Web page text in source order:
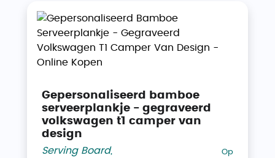
Gepersonaliseerd bamboe
serveerplankje - gegraveerd
volkswagen t1 camper van
design
Serving Board,
Op